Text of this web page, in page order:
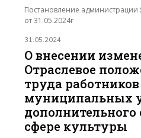
Постановление
от 31.05.2024г
31.05.2024
О внесении
Отраслевое
труда работников
муниципальных
дополнительного
сфере культуры